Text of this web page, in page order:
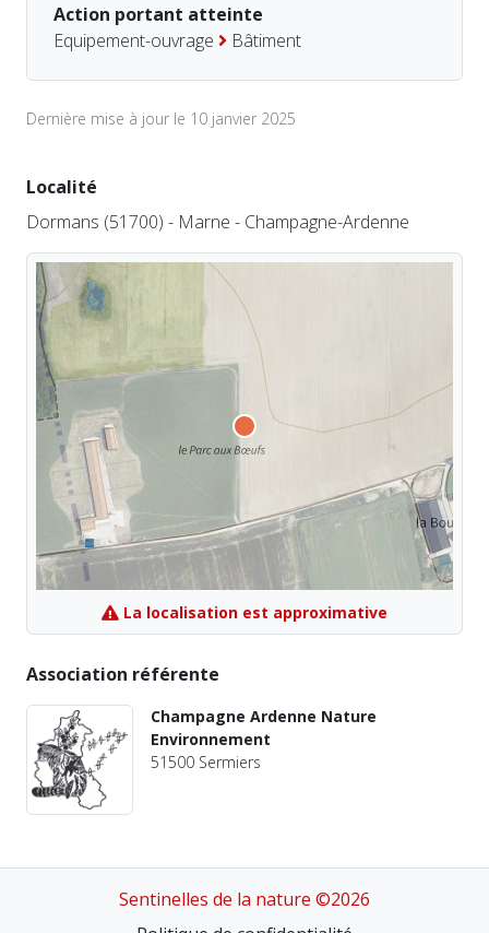
Action portant atteinte
Equipement-ouvrage
Bâtiment
Dernière mise à jour le 10 janvier 2025
Localité
Dormans (51700) - Marne - Champagne-Ardenne
La localisation est approximative
Association référente
Champagne Ardenne Nature
Environnement
51500 Sermiers
Sentinelles de la nature ©2026